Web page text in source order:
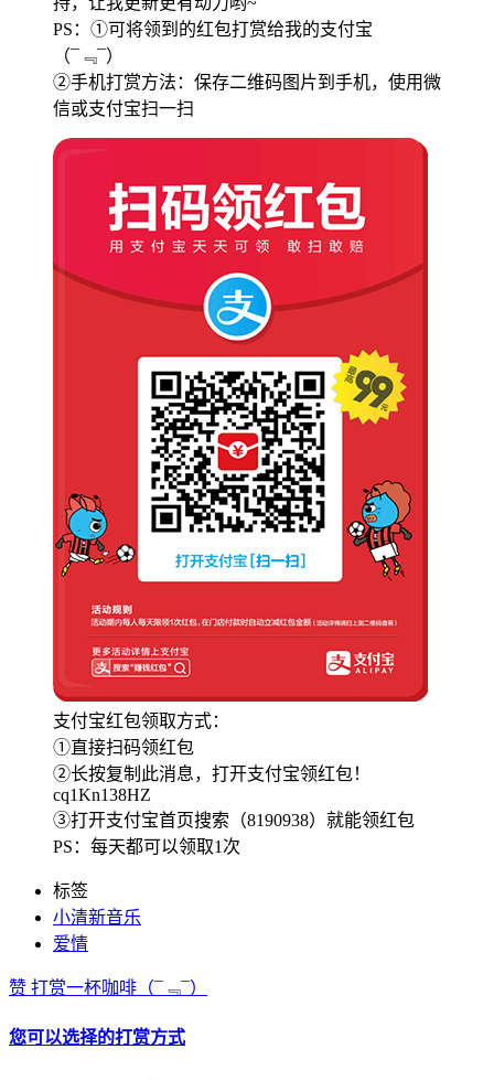
PS：①可将领到的红包打赏给我的支付宝
（¯﹃¯）
②手机打赏方法：保存二维码图片到手机，使用微
信或支付宝扫一扫
支付宝红包领取方式：
①直接扫码领红包
②长按复制此消息，打开支付宝领红包！
cq1Kn138HZ
③打开支付宝首页搜索（8190938）就能领红包
PS：每天都可以领取1次
标签
小清新音乐
爱情
赞 打赏一杯咖啡 （¯﹃¯）
您可以选择的打赏方式